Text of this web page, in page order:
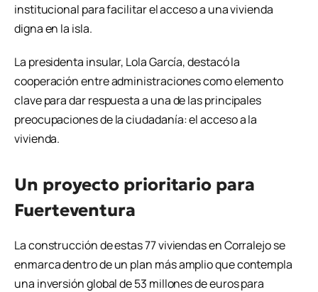
institucional para facilitar el acceso a una vivienda
digna en la isla.
La presidenta insular, Lola García, destacó la
cooperación entre administraciones como elemento
clave para dar respuesta a una de las principales
preocupaciones de la ciudadanía: el acceso a la
vivienda.
Un proyecto prioritario para
Fuerteventura
La construcción de estas 77 viviendas en Corralejo se
enmarca dentro de un plan más amplio que contempla
una inversión global de 53 millones de euros para